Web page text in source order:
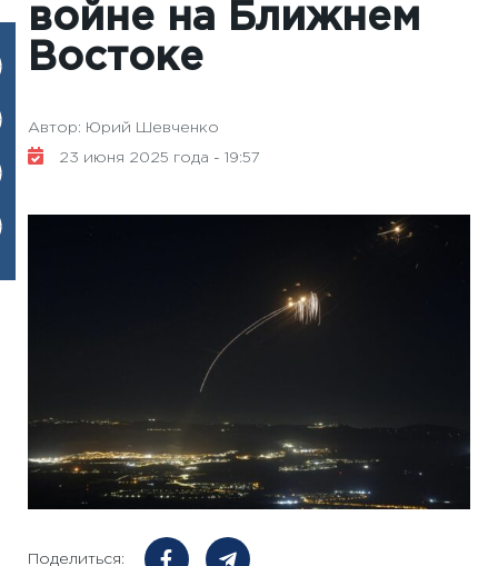
войне на Ближнем
Востоке
Автор: Юрий Шевченко
23 июня 2025 года - 19:57
Поделиться: